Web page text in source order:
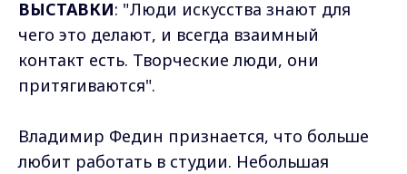
ВЫСТАВКИ: "Люди искусства знают для
чего это делают, и всегда взаимный
контакт есть. Творческие люди, они
притягиваются".
Владимир Федин признается, что больше
любит работать в студии. Небольшая